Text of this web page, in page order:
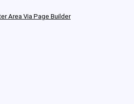
Area Via Page Builder